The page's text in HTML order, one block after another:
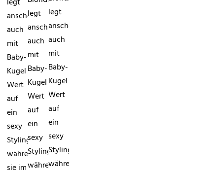
legt
anscheinend
auch
mit
Baby-
Kugel
Wert
auf
ein
sexy
Styling,
während
legt
anscheinend
auch
mit
Baby-
Kugel
Wert
auf
ein
sexy
Styling,
während
legt
anscheinend
auch
mit
Baby-
Kugel
Wert
auf
ein
sexy
Styling,
während